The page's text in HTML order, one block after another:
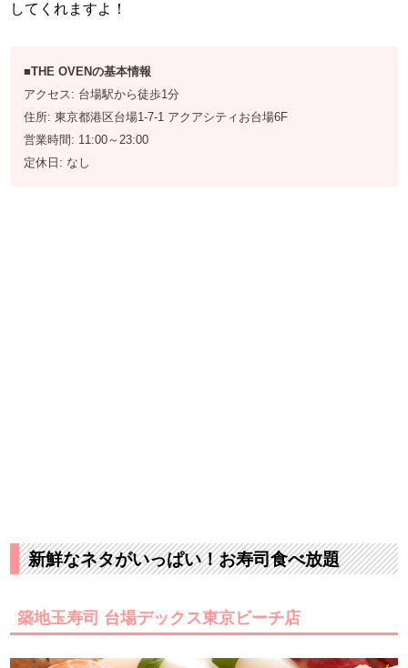
してくれますよ！
■THE OVENの基本情報
アクセス: 台場駅から徒歩1分
住所: 東京都港区台場1-7-1 アクアシティお台場6F
営業時間: 11:00～23:00
定休日: なし
新鮮なネタがいっぱい！お寿司食べ放題
築地玉寿司 台場デックス東京ビーチ店